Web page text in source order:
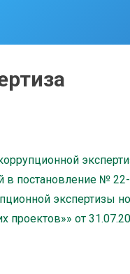
постановление № 22-
экспертизы
проектов»» от